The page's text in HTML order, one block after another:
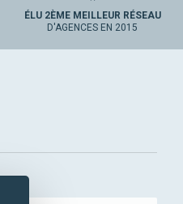
ÉLU 2ÈME MEILLEUR RÉSEAU
D'AGENCES EN 2015